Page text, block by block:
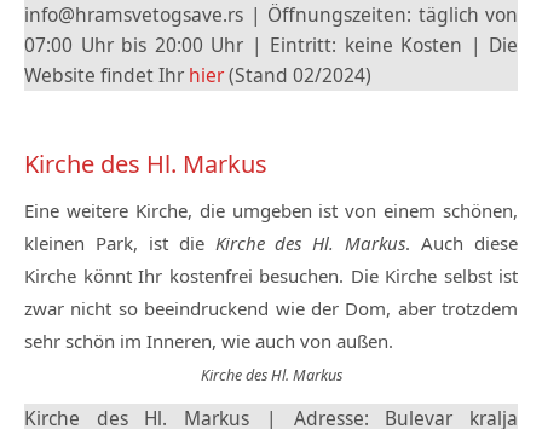
info@hramsvetogsave.rs | Öffnungszeiten: täglich von
07:00 Uhr bis 20:00 Uhr | Eintritt: keine Kosten | Die
Website findet Ihr hier(Stand 02/2024)
Kirche des Hl. Markus
Eine weitere Kirche, die umgeben ist von einem schönen,
kleinen Park, ist die Kirche des Hl. Markus. Auch diese
Kirche könnt Ihr kostenfrei besuchen. Die Kirche selbst ist
zwar nicht so beeindruckend wie der Dom, aber trotzdem
sehr schön im Inneren, wie auch von außen.
Kirche des Hl. Markus
Kirche des Hl. Markus | Adresse: Bulevar kralja